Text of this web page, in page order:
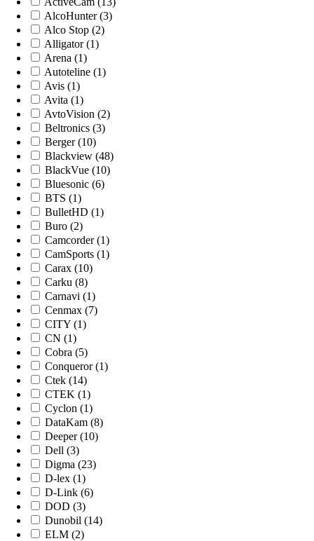
AlcoHunter (3)
Alco Stop (2)
Alligator (1)
Arena (1)
Autoteline (1)
Avis (1)
Avita (1)
AvtoVision (2)
Beltronics (3)
Berger (10)
Blackview (48)
BlackVue (10)
Bluesonic (6)
BTS (1)
BulletHD (1)
Buro (2)
Camcorder (1)
CamSports (1)
Carax (10)
Carku (8)
Carnavi (1)
Cenmax (7)
CITY (1)
CN (1)
Cobra (5)
Conqueror (1)
Ctek (14)
CTEK (1)
Cyclon (1)
DataKam (8)
Deeper (10)
Dell (3)
Digma (23)
D-lex (1)
D-Link (6)
DOD (3)
Dunobil (14)
ELM (2)